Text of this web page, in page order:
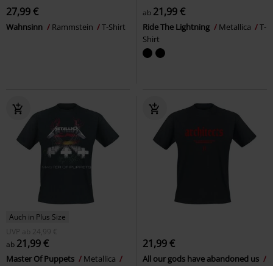
27,99 €
Wahnsinn Rammstein T-Shirt
ab 21,99 €
Ride The Lightning Metallica
T-
Shirt
Auch in Plus Size
UVP
ab 24,99 €
ab 21,99 €
Master Of Puppets
Metallica
21,99 €
All our gods have abandoned us